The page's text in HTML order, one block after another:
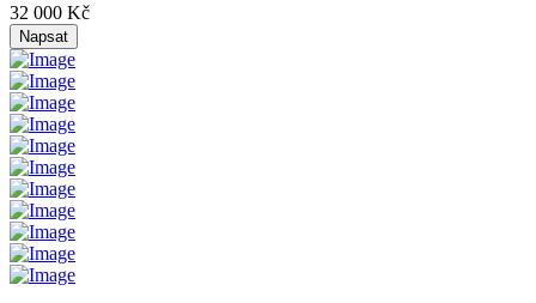
32 000 Kč
Napsat